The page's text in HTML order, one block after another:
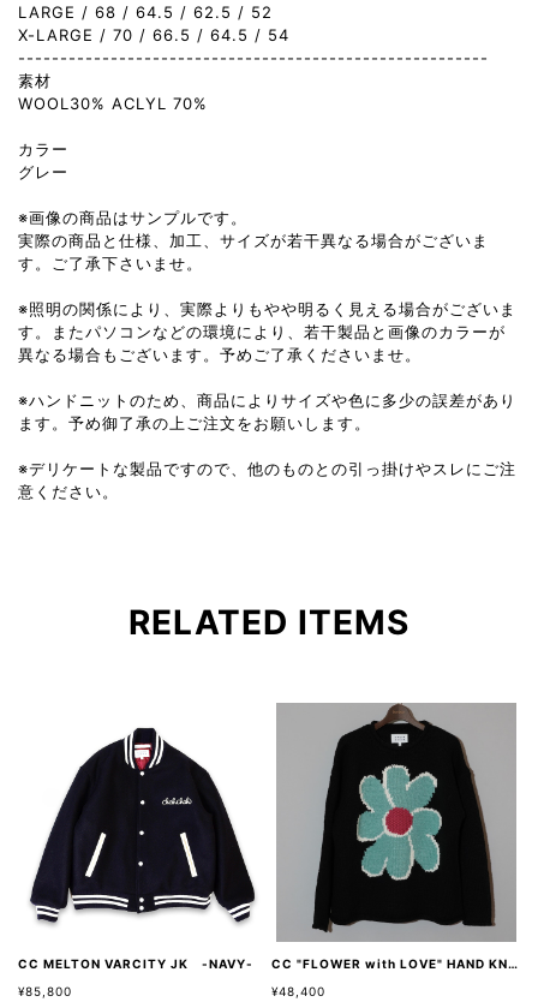
LARGE / 68 / 64.5 / 62.5 / 52
X-LARGE / 70 / 66.5 / 64.5 / 54
--------------------------------------------------------
素材
WOOL30% ACLYL 70%
カラー
グレー
※画像の商品はサンプルです。
実際の商品と仕様、加工、サイズが若干異なる場合がございま
す。ご了承下さいませ。
※照明の関係により、実際よりもやや明るく見える場合がございま
す。またパソコンなどの環境により、若干製品と画像のカラーが
異なる場合もございます。予めご了承くださいませ。
※ハンドニットのため、商品によりサイズや色に多少の誤差があり
ます。予め御了承の上ご注文をお願いします。
※デリケートな製品ですので、他のものとの引っ掛けやスレにご注
意ください。
RELATED ITEMS
CC MELTON VARCITY JK -NAVY-
¥85,800
CC "FLOWER with LOVE" HAND KNIT -BLACK-
¥48,400